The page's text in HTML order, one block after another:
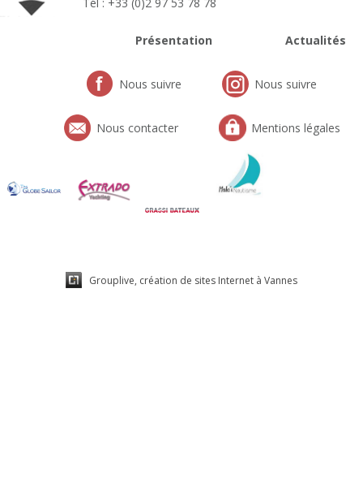
Présentation Actualités
Nous suivre Nous suivre
Nous contacter Mentions légales
Grouplive, création de sites Internet à Vannes